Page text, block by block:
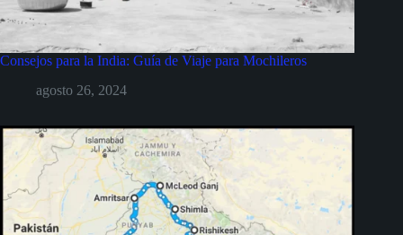
Consejos para la India: Guía de Viaje para Mochileros
agosto 26, 2024